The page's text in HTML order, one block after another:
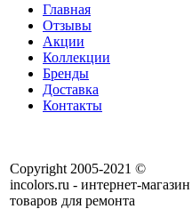
Главная
Отзывы
Акции
Коллекции
Бренды
Доставка
Контакты
Copyright 2005-2021 ©
incolors.ru - интернет-магазин
товаров для ремонта